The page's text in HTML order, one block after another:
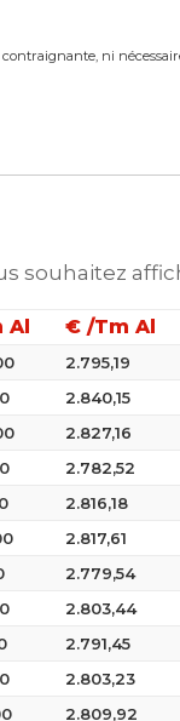
ni
souhaitez
Al € /Tm Al
2.795,19
2.840,15
2.827,16
2.782,52
2.816,18
2.817,61
2.779,54
2.803,44
2.791,45
2.803,23
2.809,92